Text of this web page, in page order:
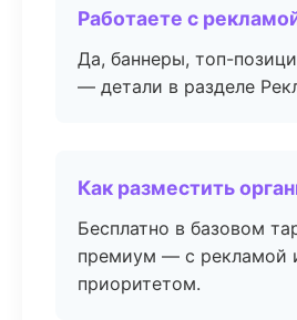
Работаете с
Да, баннеры, топ-
— детали в разделе
Как разместить
Бесплатно в базовом
премиум — с рекламой
приоритетом.